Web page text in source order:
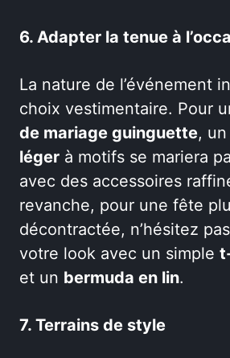
6. Adapter la tenue à
La nature de l’événement
choix vestimentaire. Pour
de mariage guinguette, un
léger à motifs se mariera
avec des accessoires
revanche, pour une fête
décontractée, n’hésitez
votre look avec un simple
et un bermuda en lin.
7. Terrains de style